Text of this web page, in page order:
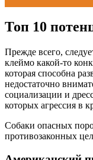
Топ 10
Прежде всего,
клеймо какой-то
которая способна
недостаточно
социализации и
которых агрессия в
Собаки опасных
противозаконных